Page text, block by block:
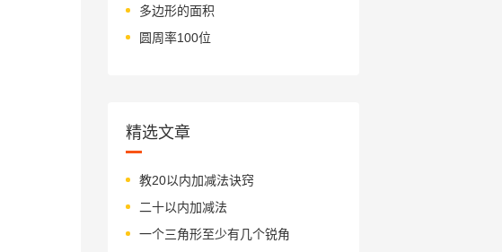
多边形的面积
圆周率100位
精选文章
教20以内加减法诀窍
二十以内加减法
一个三角形至少有几个锐角